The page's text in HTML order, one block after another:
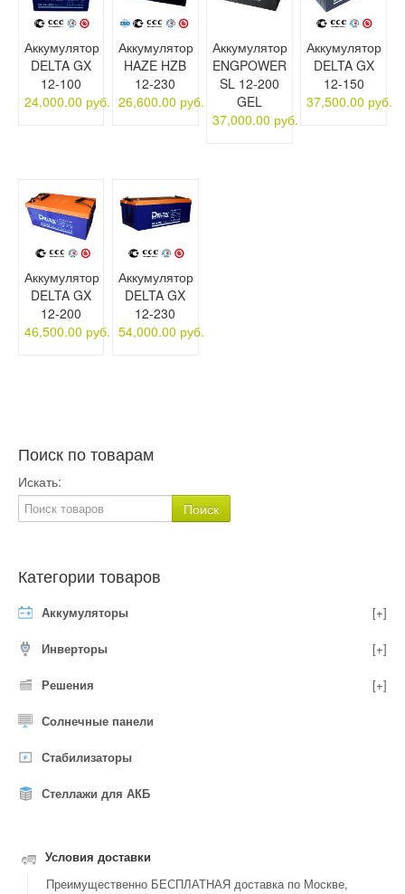
Аккумулятор
DELTA GX
12-100
24,000.00 руб.
Аккумулятор
HAZE HZB
12-230
26,600.00 руб.
Аккумулятор
ENGPOWER
SL 12-200
GEL
37,000.00 руб.
Аккумулятор
DELTA GX
12-150
37,500.00 руб.
Аккумулятор
DELTA GX
12-200
46,500.00 руб.
Аккумулятор
DELTA GX
12-230
54,000.00 руб.
Поиск по товарам
Искать:
Категории товаров
Аккумуляторы [+]
Инверторы [+]
Решения [+]
Солнечные панели
Стабилизаторы
Стеллажи для АКБ
Условия доставки
Преимущественно БЕСПЛАТНАЯ доставка по Москве,